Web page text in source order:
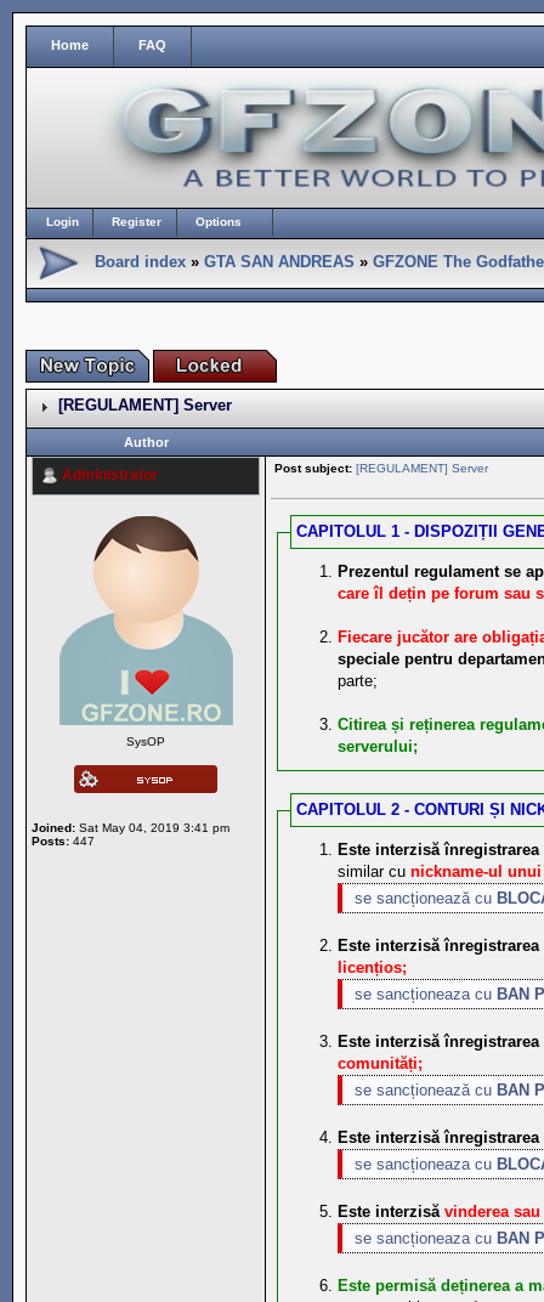
Home FAQ
Login Register Options
Board index » GTA SAN ANDREAS » GFZONE The
[REGULAMENT] Server
Author
Administrator Post subject: [REGULAMENT] Server
SysOP
Joined: Sat May 04, 2019 3:41 pm
Posts: 447
CAPITOLUL 1 - DISPOZIȚII
Prezentul regulament se
care îl dețin pe forum sau
Fiecare jucător are
speciale pentru
parte;
Citirea și reținerea
serverului;
CAPITOLUL 2 - CONTURI ȘI
Este interzisă
similar cu nickname-ul
se sancționează cu
Este interzisă
licențios;
se sancționeaza cu BAN
Este interzisă
comunități;
se sancționează cu BAN
Este interzisă
se sancționeaza cu
Este interzisă vinderea
se sancționeaza cu BAN
Este permisă deținerea a